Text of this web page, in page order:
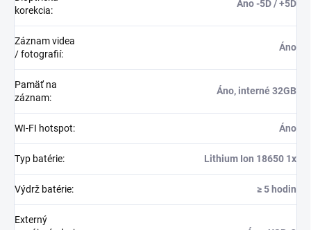
korekcia:
Áno -5D / +5D
Záznam videa
/ fotografií:
Áno
Pamäť na
záznam:
Áno, interné 32GB
WI-FI hotspot: Áno
Typ batérie: Lithium Ion 18650 1x
Výdrž batérie: ≥ 5 hodin
Externý